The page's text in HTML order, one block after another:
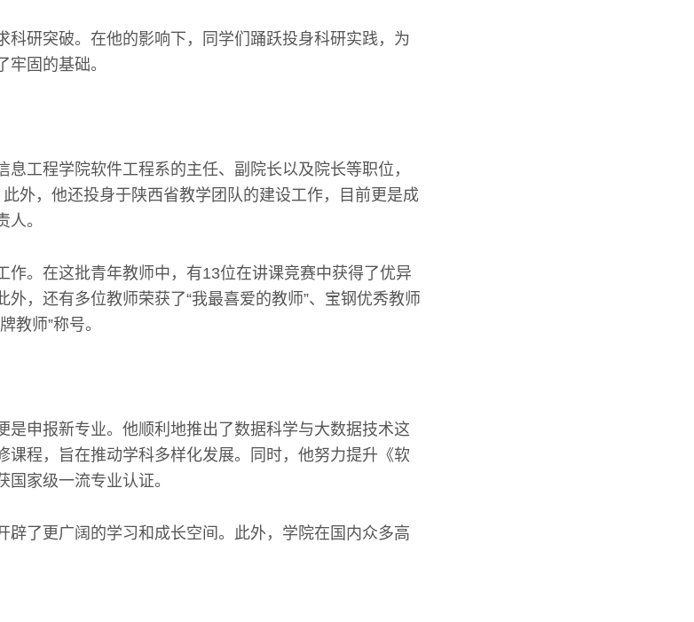
科研突破。在他的影响下，同学们踊跃投身科研实践，为
固的基础。
工程学院软件工程系的主任、副院长以及院长等职位，
外，他还投身于陕西省教学团队的建设工作，目前更是成
。
作。在这批青年教师中，有13位在讲课竞赛中获得了优异
外，还有多位教师荣获了“我最喜爱的教师”、宝钢优秀教师
教师”称号。
是申报新专业。他顺利地推出了数据科学与大数据技术这
课程，旨在推动学科多样化发展。同时，他努力提升《软
家级一流专业认证。
辟了更广阔的学习和成长空间。此外，学院在国内众多高